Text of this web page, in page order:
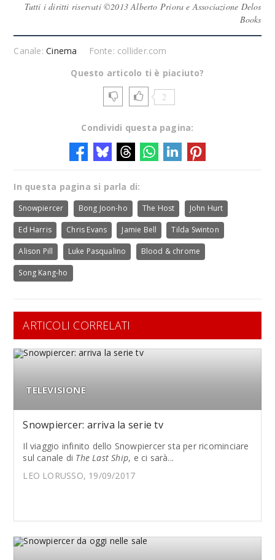
Tutti i diritti riservati ©2013 Alberto Priora e Associazione Delos
Books
Canale:Cinema
Fonte: collider.com
Questo articolo ti è piaciuto?
2
Condividi questa pagina:
In questa pagina si parla di:
Snowpiercer Bong Joon-ho The Host John Hurt
Ed Harris Chris Evans Jamie Bell Tilda Swinton
Alison Pill Luke Pasqualino Blood & chrome
Song Kang-ho
ARTICOLI CORRELATI
TELEVISIONE
Snowpiercer: arriva la serie tv
Il viaggio infinito dello Snowpiercer sta per ricominciare
sul canale di The Last Ship, e ci sarà...
LEO LORUSSO, 19/09/2017